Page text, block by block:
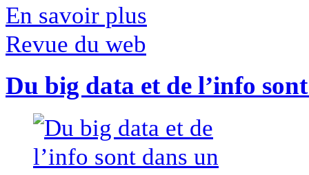
En savoir plus
Revue du web
Du big data et de l’info